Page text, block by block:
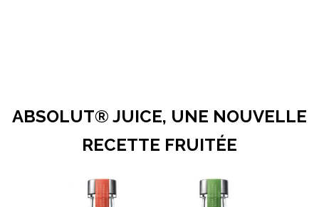
ABSOLUT® JUICE, UNE NOUVELLE
RECETTE FRUITÉE